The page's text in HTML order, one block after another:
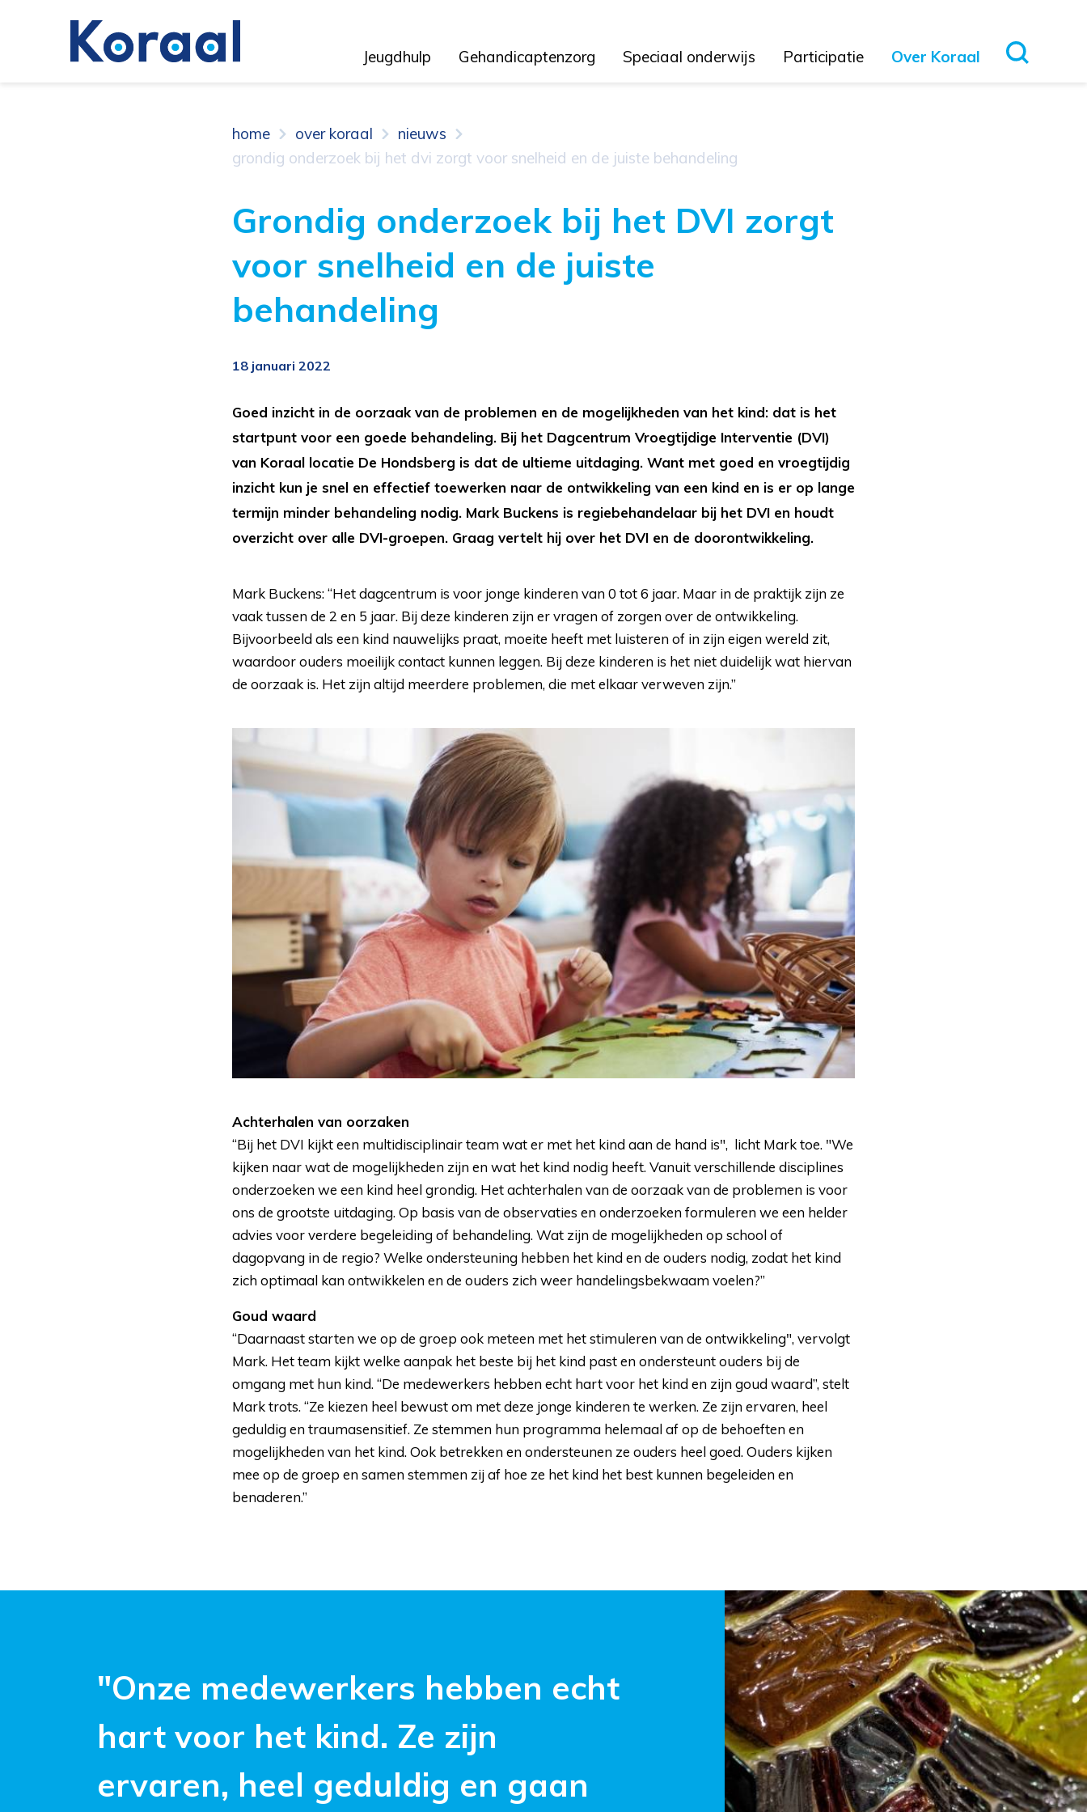
Jeugdhulp Gehandicaptenzorg Speciaal onderwijs Participatie Over Koraal
home over koraal
nieuws
grondig onderzoek bij het dvi zorgt voor snelheid en de juiste behandeling
Grondig onderzoek bij het DVI zorgt
voor snelheid en de juiste
behandeling
18 januari 2022
Goed inzicht in de oorzaak van de problemen en de mogelijkheden van het kind: dat is het
startpunt voor een goede behandeling. Bij het Dagcentrum Vroegtijdige Interventie (DVI)
van Koraal locatie De Hondsberg is dat de ultieme uitdaging. Want met goed en vroegtijdig
inzicht kun je snel en effectief toewerken naar de ontwikkeling van een kind en is er op lange
termijn minder behandeling nodig. Mark Buckens is regiebehandelaar bij het DVI en houdt
overzicht over alle DVI-groepen. Graag vertelt hij over het DVI en de doorontwikkeling.
Mark Buckens: “Het dagcentrum is voor jonge kinderen van 0 tot 6 jaar. Maar in de praktijk zijn ze
vaak tussen de 2 en 5 jaar. Bij deze kinderen zijn er vragen of zorgen over de ontwikkeling.
Bijvoorbeeld als een kind nauwelijks praat, moeite heeft met luisteren of in zijn eigen wereld zit,
waardoor ouders moeilijk contact kunnen leggen. Bij deze kinderen is het niet duidelijk wat hiervan
de oorzaak is. Het zijn altijd meerdere problemen, die met elkaar verweven zijn.”
Achterhalen van oorzaken
“Bij het DVI kijkt een multidisciplinair team wat er met het kind aan de hand is", licht Mark toe. "We
kijken naar wat de mogelijkheden zijn en wat het kind nodig heeft. Vanuit verschillende disciplines
onderzoeken we een kind heel grondig. Het achterhalen van de oorzaak van de problemen is voor
ons de grootste uitdaging. Op basis van de observaties en onderzoeken formuleren we een helder
advies voor verdere begeleiding of behandeling. Wat zijn de mogelijkheden op school of
dagopvang in de regio? Welke ondersteuning hebben het kind en de ouders nodig, zodat het kind
zich optimaal kan ontwikkelen en de ouders zich weer handelingsbekwaam voelen?”
Goud waard
“Daarnaast starten we op de groep ook meteen met het stimuleren van de ontwikkeling", vervolgt
Mark. Het team kijkt welke aanpak het beste bij het kind past en ondersteunt ouders bij de
omgang met hun kind. “De medewerkers hebben echt hart voor het kind en zijn goud waard”, stelt
Mark trots. “Ze kiezen heel bewust om met deze jonge kinderen te werken. Ze zijn ervaren, heel
geduldig en traumasensitief. Ze stemmen hun programma helemaal af op de behoeften en
mogelijkheden van het kind. Ook betrekken en ondersteunen ze ouders heel goed. Ouders kijken
mee op de groep en samen stemmen zij af hoe ze het kind het best kunnen begeleiden en
benaderen.”
"Onze medewerkers hebben echt
hart voor het kind. Ze zijn
ervaren, heel geduldig en gaan